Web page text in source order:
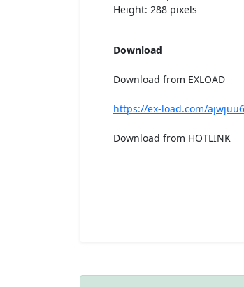
Height: 288 pixels
Download
Download from EXLOAD
https://ex-load.com/
Download from HOTLINK